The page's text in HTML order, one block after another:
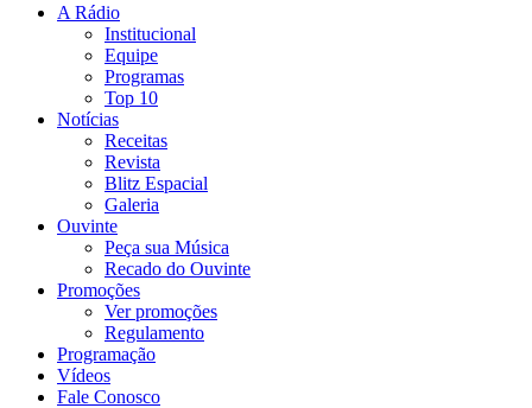
A Rádio
Institucional
Equipe
Programas
Top 10
Notícias
Receitas
Revista
Blitz Espacial
Galeria
Ouvinte
Peça sua Música
Recado do Ouvinte
Promoções
Ver promoções
Regulamento
Programação
Vídeos
Fale Conosco